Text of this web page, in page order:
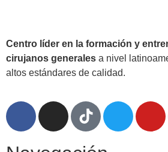
Centro líder en la formación y
cirujanos generales a nivel
altos estándares de calidad.